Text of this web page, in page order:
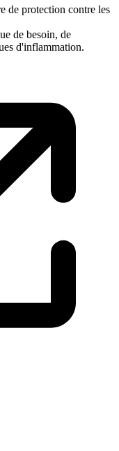
de protection contre les
de besoin, de
d'inflammation.